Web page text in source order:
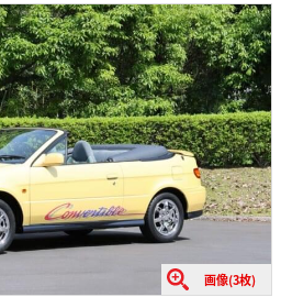
画像(3枚)